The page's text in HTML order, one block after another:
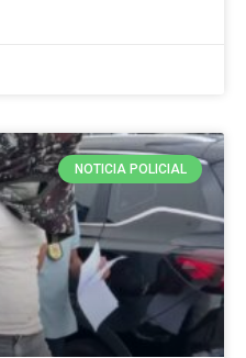
NOTICIA POLICIAL